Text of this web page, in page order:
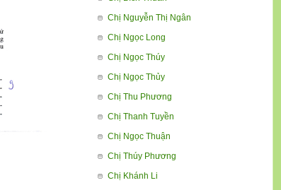
Chị Nguyễn Thị Ngân
Chị Ngọc Long
Chị Ngọc Thúy
Chị Ngọc Thủy
Chị Thu Phương
Chị Thanh Tuyền
Chị Ngọc Thuận
Chị Thúy Phương
Chị Khánh Li